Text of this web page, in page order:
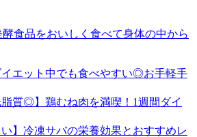
酵食品をおいしく食べて身体の中から
イエット中でも食べやすい◎お手軽手
脂質◎】鶏むね肉を満喫！1週間ダイ
い】冷凍サバの栄養効果とおすすめレ